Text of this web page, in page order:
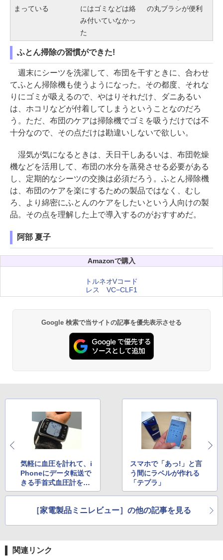
まっている
にはゴミなどは絡
み付いていなかっ
た
の丸ブラシが便利
ふとん掃除の習慣ができた!
週末にシーツを洗濯して、布団を干すときに、合わせ
てふとん掃除機も使うようになった。その都度、それな
りにゴミが吸えるので、やはりそれだけ、ダニあるい
は、ホコリなどが付着してしまうということなのだろ
う。ただ、布団のケアは掃除機でゴミを吸うだけでは不
十分なので、その点だけは勘違いしないで欲しい。
湿気が気になるときは、天日干しあるいは、布団乾燥
機などを活用して、布団の水分を蒸発させる必要がある
し、定期的なシーツの交換は必須だろう。ふとん掃除機
は、布団のケアを楽にするための製品ではなく、むし
ろ、より綿密にふとんのケアをしたいという人向けの製
品。その点を理解した上で導入するのがおすすめだ。
阿部 夏子
Amazonで購入
トルネオVコード
レス VC−CLF1
Google 検索で当サイトの記事を優先表示させる
気軽に血圧を計れて、i
Phoneにデータ転送で
きる手首式血圧計を試
す
スマホで「あっ!」と言
う間にラベルが作れる
「テプラ」
［家電製品ミニレビュー］の他の記事を見る
関連リンク